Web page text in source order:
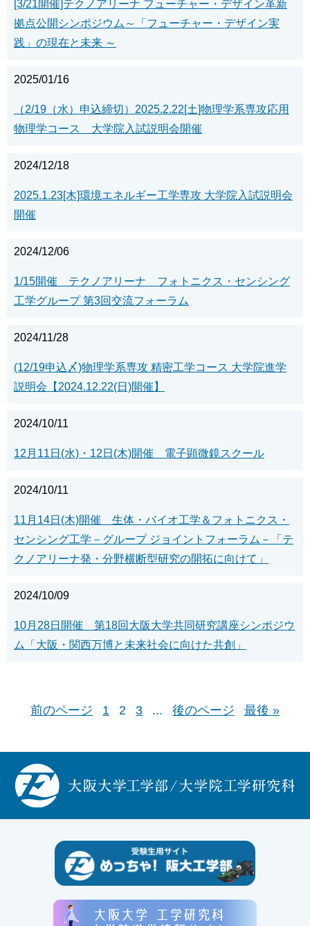
[3/21開催]テクノアリーナ フューチャー・デザイン革新
拠点公開シンポジウム～「フューチャー・デザイン実
践」の現在と未来 ～
2025/01/16
（2/19（水）申込締切）2025.2.22[土]物理学系専攻応用
物理学コース 大学院入試説明会開催
2024/12/18
2025.1.23[木]環境エネルギー工学専攻 大学院入試説明会
開催
2024/12/06
1/15開催 テクノアリーナ フォトニクス・センシング
工学グループ 第3回交流フォーラム
2024/11/28
(12/19申込〆)物理学系専攻 精密工学コース 大学院進学
説明会【2024.12.22(日)開催】
2024/10/11
12月11日(水)・12日(木)開催 電子顕微鏡スクール
2024/10/11
11月14日(木)開催 生体・バイオ工学＆フォトニクス・
センシング工学－グループ ジョイントフォーラム－「テ
クノアリーナ発・分野横断型研究の開拓に向けて」
2024/10/09
10月28日開催 第18回大阪大学共同研究講座シンポジウ
ム「大阪・関西万博と未来社会に向けた共創」
前のページ 1 2 3 ... 後のページ 最後 »